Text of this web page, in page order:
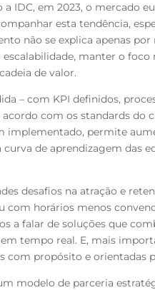
IDC, em 2023, o mercado
esta tendência,
não se explica apenas
manter o foco
de valor.
– com KPI definidos,
com os standards do
implementado, permite
de aprendizagem das
desafios na atração e
com horários menos
a falar de soluções que
tempo real. E, mais
com propósito e orientadas
modelo de parceria